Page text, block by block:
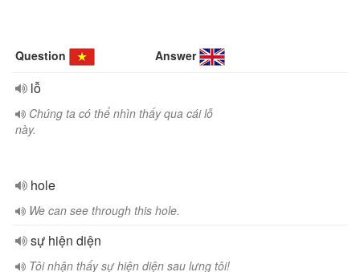
Question Answer
lỗ
Chúng ta có thể nhìn thấy qua cái lỗ
này.
hole
We can see through this hole.
sự hiện diện
Tôi nhận thấy sự hiện diện sau lưng tôi!